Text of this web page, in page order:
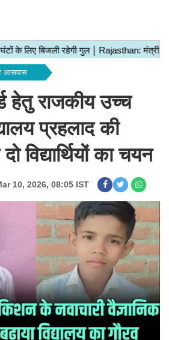
आसपास
हेतु राजकीय उच्च
प्रहलाद की
विद्यार्थियों का चयन
10, 2026, 08:05 IST